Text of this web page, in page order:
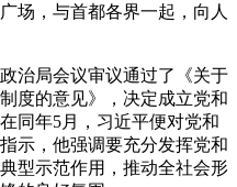
场，与首都各界一起，向人
治局会议审议通过了《关于
度的意见》，决定成立党和
同年5月，习近平便对党和
示，他强调要充分发挥党和
型示范作用，推动全社会形